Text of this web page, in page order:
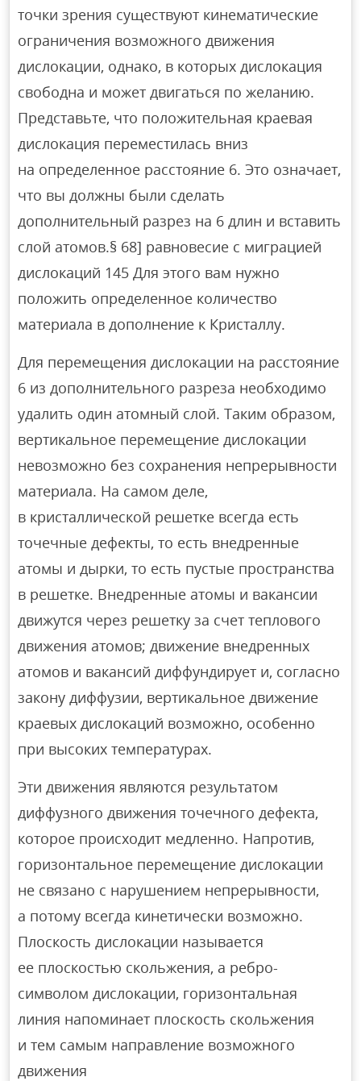
точки зрения существуют кинематические
ограничения возможного движения
дислокации, однако, в которых дислокация
свободна и может двигаться по желанию.
Представьте, что положительная краевая
дислокация переместилась вниз
на определенное расстояние 6. Это означает,
что вы должны были сделать
дополнительный разрез на 6 длин и вставить
слой атомов.§ 68] равновесие с миграцией
дислокаций 145 Для этого вам нужно
положить определенное количество
материала в дополнение к Кристаллу.
Для перемещения дислокации на расстояние
6 из дополнительного разреза необходимо
удалить один атомный слой. Таким образом,
вертикальное перемещение дислокации
невозможно без сохранения непрерывности
материала. На самом деле,
в кристаллической решетке всегда есть
точечные дефекты, то есть внедренные
атомы и дырки, то есть пустые пространства
в решетке. Внедренные атомы и вакансии
движутся через решетку за счет теплового
движения атомов; движение внедренных
атомов и вакансий диффундирует и, согласно
закону диффузии, вертикальное движение
краевых дислокаций возможно, особенно
при высоких температурах.
Эти движения являются результатом
диффузного движения точечного дефекта,
которое происходит медленно. Напротив,
горизонтальное перемещение дислокации
не связано с нарушением непрерывности,
а потому всегда кинетически возможно.
Плоскость дислокации называется
ее плоскостью скольжения, а ребро-
символом дислокации, горизонтальная
линия напоминает плоскость скольжения
и тем самым направление возможного
движения